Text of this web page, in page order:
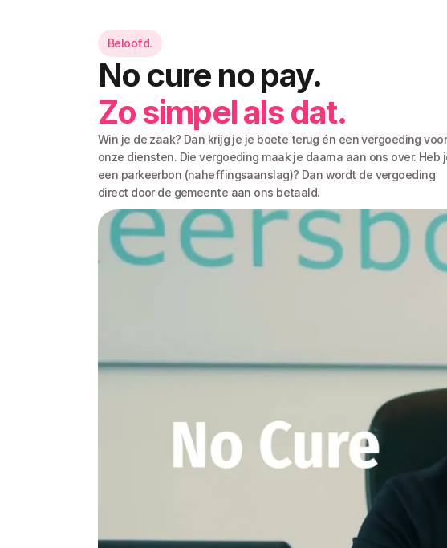
Beloofd.
Zo simpel als dat.
Win je de zaak? Dan krijg je je boete terug én een vergoeding voor
onze diensten. Die vergoeding maak je daarna aan ons over. Heb
een parkeerbon (naheffingsaanslag)? Dan wordt de vergoeding
direct door de gemeente aan ons betaald.